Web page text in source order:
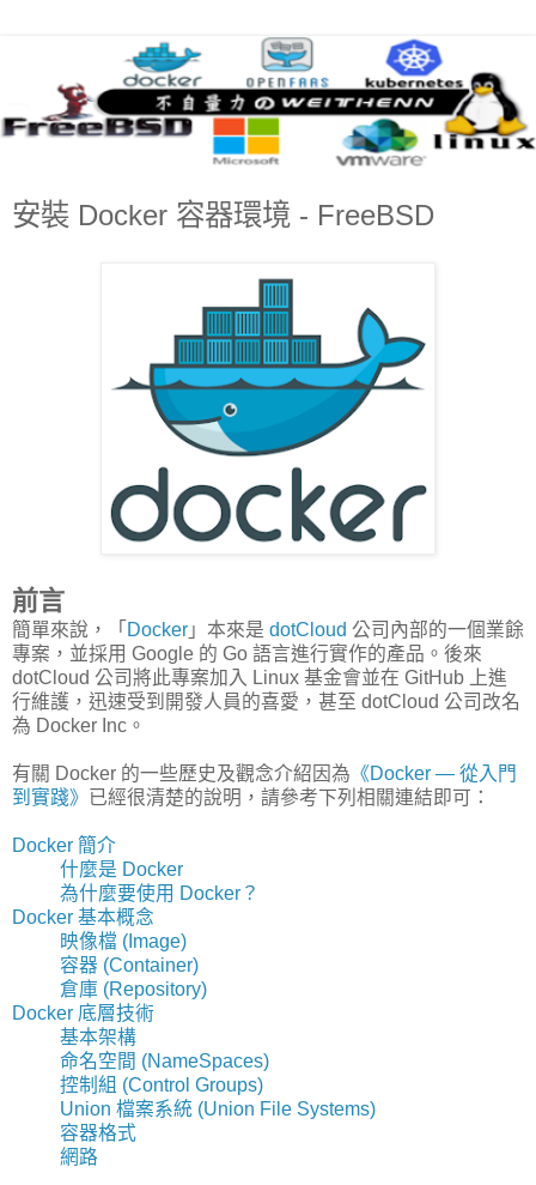
安裝 Docker 容器環境 - FreeBSD
前言
簡單來說，「 Docker 」本來是 dotCloud 公司內部的一個業餘
專案，並採用 Google 的 Go 語言進行實作的產品。後來
dotCloud 公司將此專案加入 Linux 基金會並在 GitHub 上進
行維護，迅速受到開發人員的喜愛，甚至 dotCloud 公司改名
為 Docker Inc。
有關 Docker 的一些歷史及觀念介紹因為 《Docker — 從入門
到實踐­》 已經很清楚的說明，請參考下列相關連結即可：
Docker 簡介
什麼是 Docker
為什麼要使用 Docker？
Docker 基本概念
映像檔 (Image)
容器 (Container)
倉庫 (Repository)
Docker 底層技術
基本架構
命名空間 (NameSpaces)
控制組 (Control Groups)
Union 檔案系統 (Union File Systems)
容器格式
網路